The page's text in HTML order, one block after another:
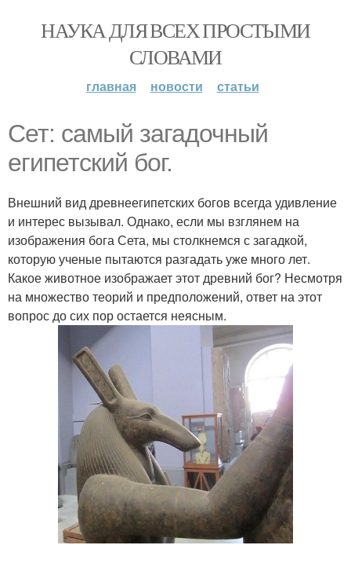
НАУКА ДЛЯ ВСЕХ ПРОСТЫМИ
СЛОВАМИ
главная новости статьи
Сет: самый загадочный
египетский бог.
Внешний вид древнеегипетских богов всегда удивление
и интерес вызывал. Однако, если мы взглянем на
изображения бога Сета, мы столкнемся с загадкой,
которую ученые пытаются разгадать уже много лет.
Какое животное изображает этот древний бог? Несмотря
на множество теорий и предположений, ответ на этот
вопрос до сих пор остается неясным.